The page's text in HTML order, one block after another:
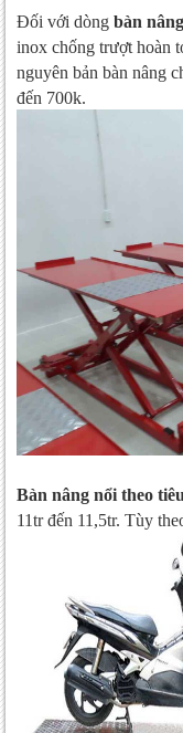
Đối với dòng bàn
inox chống trượt hoàn
nguyên bản bàn nâng
đến 700k.
Bàn nâng nổi theo
11tr đến 11,5tr. Tùy